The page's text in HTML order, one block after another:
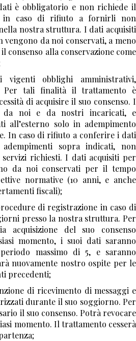
è obbligatorio e non richiede il
in caso di rifiuto a fornirli non
nostra struttura. I dati acquisiti
da noi conservati, a meno
consenso alla conservazione come
vigenti obblighi amministrativi,
Per tali finalità il trattamento è
di acquisire il suo consenso. I
da noi e da nostri incaricati, e
all’esterno solo in adempimento
In caso di rifiuto a conferire i dati
sopra indicati, non
richiesti. I dati acquisiti per
da noi conservati per il tempo
normative (10 anni, e anche
fiscali);
di registrazione in caso di
presso la nostra struttura. Per
acquisizione del suo consenso
momento, i suoi dati saranno
massimo di 5, e saranno
nuovamente nostro ospite per le
precedenti;
di ricevimento di messaggi e
durante il suo soggiorno. Per
il suo consenso. Potrà revocare
momento. Il trattamento cesserà
dall'art. 13 della suddetta
comodità, Le riportiamo qui di
1. In relazione al
l'interessato ha diritto:
accesso gratuito al
comma 1, lettera a),
di dati che possono
informato su quanto
4, lettere a), b) e h); c) di
o del responsabile senza
dell'esistenza o meno di dati
anche se non ancora
in forma intelligibile
loro origine, nonchè della
cui si basa il trattamento; la
salva l'esistenza di
intervallo non minore di
la
anonima o il blocco dei dati
legge, compresi quelli di cui
in relazione agli
sono stati raccolti o
3) l'aggiornamento, la
vi abbia interesse,
4) l'attestazione che le
2) e 3) sono state portate
per quanto riguarda il loro
quali i dati sono stati
il caso in cui tale